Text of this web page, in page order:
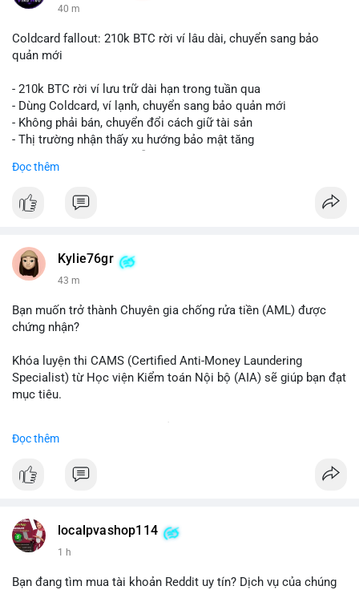
40 m
Coldcard fallout: 210k BTC rời ví lâu dài, chuyển sang bảo
quản mới
- 210k BTC rời ví lưu trữ dài hạn trong tuần qua
- Dùng Coldcard, ví lạnh, chuyển sang bảo quản mới
- Không phải bán, chuyển đổi cách giữ tài sản
- Thị trường nhận thấy xu hướng bảo mật tăng
#vlikevn #titanbot
Đọc thêm
Kylie76gr
43 m
Bạn muốn trở thành Chuyên gia chống rửa tiền (AML) được
chứng nhận?
Khóa luyện thi CAMS (Certified Anti-Money Laundering
Specialist) từ Học viện Kiểm toán Nội bộ (AIA) sẽ giúp bạn đạt
mục tiêu.
gồm tài liệu toàn diện, câu hỏi thực hành, bài thi thử sát thực
Đăng ký ngay hôm nay để nâng cao năng lực và mở rộng cơ
Đọc thêm
localpvashop114
1 h
Bạn đang tìm mua tài khoản Reddit uy tín? Dịch vụ của chúng